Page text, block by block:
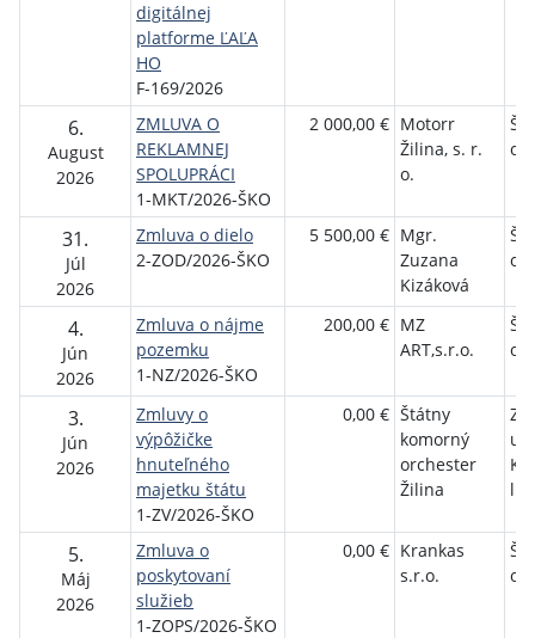
digitálnej
platforme ĽAĽA
HO
F-169/2026
6.
August
2026
ZMLUVA O
REKLAMNEJ
SPOLUPRÁCI
1-MKT/2026-ŠKO
2 000,00 € Motorr
Žilina, s. r.
o.
31.
Júl
2026
Zmluva o dielo
2-ZOD/2026-ŠKO
5 500,00 € Mgr.
Zuzana
Kizáková
4.
Jún
2026
Zmluva o nájme
pozemku
1-NZ/2026-ŠKO
200,00 € MZ
ART,s.r.o.
3.
Jún
2026
Zmluvy o
výpôžičke
hnuteľného
majetku štátu
1-ZV/2026-ŠKO
0,00 € Štátny
komorný
orchester
Žilina
5.
Máj
2026
Zmluva o
poskytovaní
služieb
1-ZOPS/2026-ŠKO
0,00 € Krankas
s.r.o.